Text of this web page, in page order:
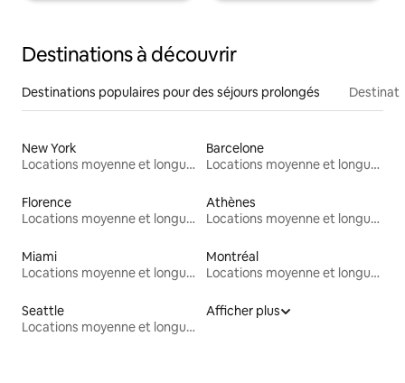
Destinations à découvrir
Destinations populaires pour des séjours prolongés
New York
Locations moyenne et longue durée
Barcelone
Locations moyenne et longue durée
Florence
Locations moyenne et longue durée
Athènes
Locations moyenne et longue durée
Miami
Locations moyenne et longue durée
Montréal
Locations moyenne et longue durée
Seattle
Locations moyenne et longue durée
Afficher plus